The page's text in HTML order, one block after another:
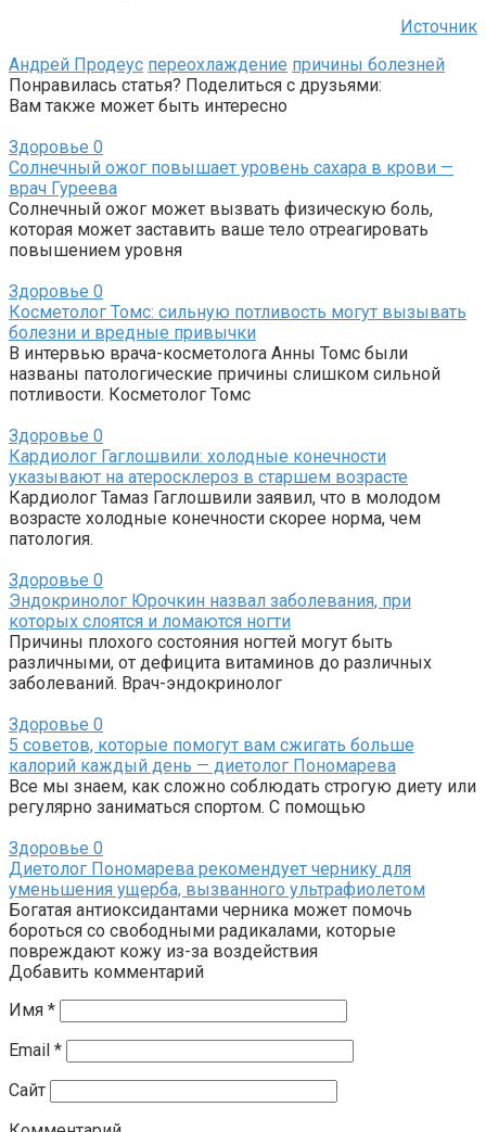
Источник
Андрей Продеус переохлаждение причины болезней
Понравилась статья? Поделиться с друзьями:
Вам также может быть интересно
Здоровье 0
Солнечный ожог повышает уровень сахара в крови —
врач Гуреева
Солнечный ожог может вызвать физическую боль,
которая может заставить ваше тело отреагировать
повышением уровня
Здоровье 0
Косметолог Томс: сильную потливость могут вызывать
болезни и вредные привычки
В интервью врача-косметолога Анны Томс были
названы патологические причины слишком сильной
потливости. Косметолог Томс
Здоровье 0
Кардиолог Гаглошвили: холодные конечности
указывают на атеросклероз в старшем возрасте
Кардиолог Тамаз Гаглошвили заявил, что в молодом
возрасте холодные конечности скорее норма, чем
патология.
Здоровье 0
Эндокринолог Юрочкин назвал заболевания, при
которых слоятся и ломаются ногти
Причины плохого состояния ногтей могут быть
различными, от дефицита витаминов до различных
заболеваний. Врач-эндокринолог
Здоровье 0
5 советов, которые помогут вам сжигать больше
калорий каждый день — диетолог Пономарева
Все мы знаем, как сложно соблюдать строгую диету или
регулярно заниматься спортом. С помощью
Здоровье 0
Диетолог Пономарева рекомендует чернику для
уменьшения ущерба, вызванного ультрафиолетом
Богатая антиоксидантами черника может помочь
бороться со свободными радикалами, которые
повреждают кожу из-за воздействия
Добавить комментарий
Имя *
Email *
Сайт